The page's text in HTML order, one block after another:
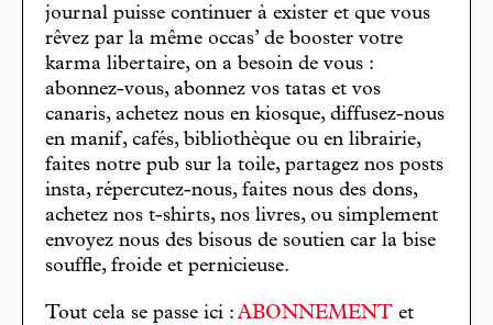
journal puisse continuer à exister et que vous
rêvez par la même occas’ de booster votre
karma libertaire, on a besoin de vous :
abonnez-vous, abonnez vos tatas et vos
canaris, achetez nous en kiosque, diffusez-nous
en manif, cafés, bibliothèque ou en librairie,
faites notre pub sur la toile, partagez nos posts
insta, répercutez-nous, faites nous des dons,
achetez nos t-shirts, nos livres, ou simplement
envoyez nous des bisous de soutien car la bise
souffle, froide et pernicieuse.
Tout cela se passe ici : ABONNEMENT et